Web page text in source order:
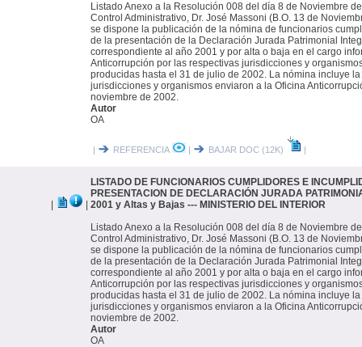
Listado Anexo a la Resolución 008 del día 8 de Noviembre
Control Administrativo, Dr. José Massoni (B.O. 13 de
se dispone la publicación de la nómina de funcionarios
de la presentación de la Declaración Jurada Patrimonial
correspondiente al año 2001 y por alta o baja en el cargo
Anticorrupción por las respectivas jurisdicciones y
producidas hasta el 31 de julio de 2002. La nómina incluye
jurisdicciones y organismos enviaron a la Oficina
noviembre de 2002.
Autor
OA
| REFERENCIA | BAJAR DOC (12K) |
LISTADO DE FUNCIONARIOS CUMPLIDORES E
PRESENTACION DE DECLARACIÓN JURADA
2001 y Altas y Bajas --- MINISTERIO DEL INTERIOR
Listado Anexo a la Resolución 008 del día 8 de Noviembre
Control Administrativo, Dr. José Massoni (B.O. 13 de
se dispone la publicación de la nómina de funcionarios
de la presentación de la Declaración Jurada Patrimonial
correspondiente al año 2001 y por alta o baja en el cargo
Anticorrupción por las respectivas jurisdicciones y
producidas hasta el 31 de julio de 2002. La nómina incluye
jurisdicciones y organismos enviaron a la Oficina
noviembre de 2002.
Autor
OA